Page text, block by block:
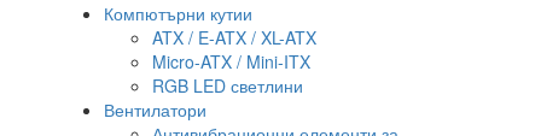
Компютърни кутии
ATX / E-ATX / XL-ATX
Micro-ATX / Mini-ITX
RGB LED светлини
Вентилатори